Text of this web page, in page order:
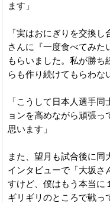
ます」
「実はおにぎりを交換
さんに『一度食べてみた
もらいました。私が勝ち
らも作り続けてもらわな
「こうして日本人選手
ョンを高めながら頑張っ
思います」
また、望月も試合後に
インタビューで「大坂さ
すけど、僕はもう本当に
ギリギリのところで戦っ